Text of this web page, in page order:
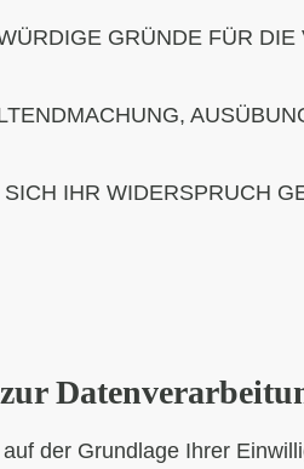
GRÜNDE FÜR
IHR WIDERSPRUCH
der Grundlage Ihrer